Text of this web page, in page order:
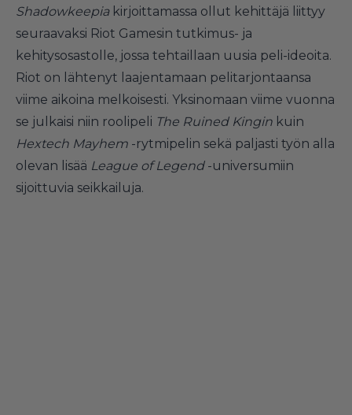
Shadowkeepiakirjoittamassa ollut kehittäjä liittyy
seuraavaksi Riot Gamesin tutkimus- ja
kehitysosastolle, jossa tehtaillaan uusia peli-ideoita.
Riot on lähtenyt laajentamaan pelitarjontaansa
viime aikoina melkoisesti. Yksinomaan viime vuonna
se julkaisi niin roolipeli The Ruined Kingin kuin
Hextech Mayhem -rytmipelin sekä paljasti työn alla
olevan lisää League of Legend-universumiin
sijoittuvia seikkailuja.